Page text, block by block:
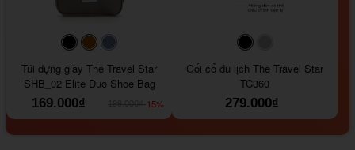
#000000#964B00
Túi đựng giày The Travel Star
SHB_02 Elite Duo Shoe Bag
169.000₫
-15%
#000000
Gối cổ du lịch The Travel Star
TC360
279.000₫